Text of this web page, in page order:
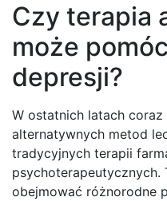
Czy terapia
może
depresji?
W ostatnich latach
alternatywnych metod
tradycyjnych terapii
psychoterapeutycznych.
obejmować różnorodne